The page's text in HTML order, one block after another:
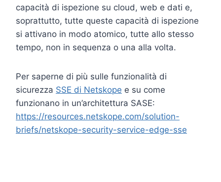
capacità di ispezione su cloud, web e dati e,
soprattutto, tutte queste capacità di ispezione
si attivano in modo atomico, tutte allo stesso
tempo, non in sequenza o una alla volta.
Per saperne di più sulle funzionalità di
sicurezza SSE di Netskope e su come
funzionano in un’architettura SASE:
https://resources.netskope.com/solution-
briefs/netskope-security-service-edge-sse